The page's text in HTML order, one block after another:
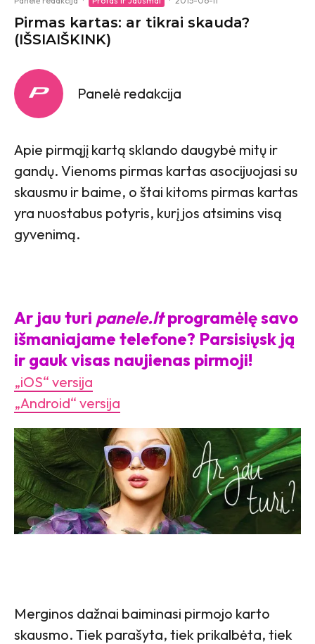
Pirmas kartas: ar tikrai skauda?
(IŠSIAIŠKINK)
Panelė redakcija
Apie pirmąjį kartą sklando daugybė mitų ir
gandų. Vienoms pirmas kartas asocijuojasi su
skausmu ir baime, o štai kitoms pirmas kartas
yra nuostabus potyris, kurį jos atsimins visą
gyvenimą.
Ar jau turi panele.ltprogramėlę savo
išmaniajame telefone? Parsisiųsk ją
ir gauk visas naujienas pirmoji!
„iOS“ versija
„Android“ versija
Merginos dažnai baiminasi pirmojo karto
skausmo. Tiek parašyta, tiek prikalbėta, tiek